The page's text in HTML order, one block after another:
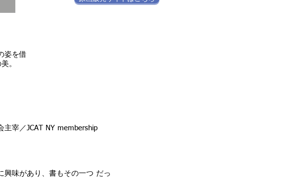
姿を借
。
宰／JCAT NY membership
興味があり、書もその一つ だっ